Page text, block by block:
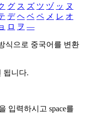
グ ス ズ ツ ヅ ッ ヌ
デ ヘ ベ ペ メ レ オ
ロ ヲ ―
식으로 중국어를 변환
됩니다.
입력하시고 space를